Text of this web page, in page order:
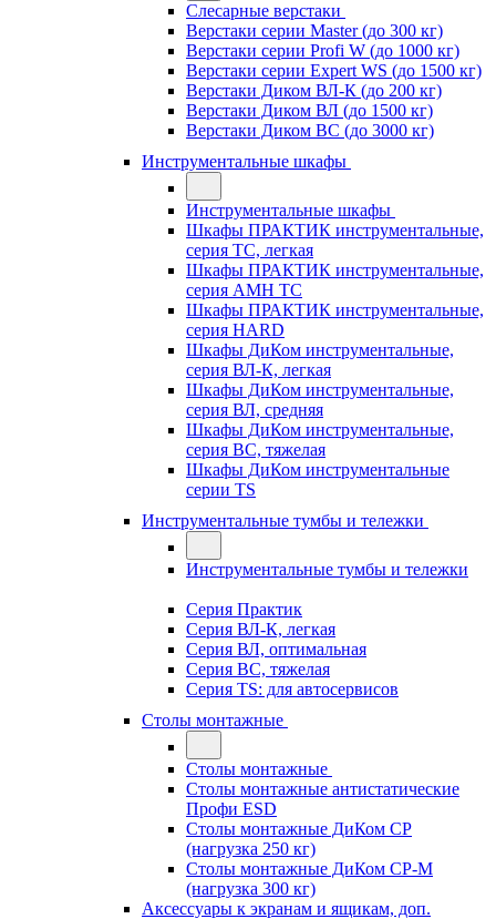
Слесарные верстаки
Верстаки серии Master (до 300 кг)
Верстаки серии Profi W (до 1000 кг)
Верстаки серии Expert WS (до 1500 кг)
Верстаки Диком ВЛ-К (до 200 кг)
Верстаки Диком ВЛ (до 1500 кг)
Верстаки Диком ВС (до 3000 кг)
Инструментальные шкафы
Инструментальные шкафы
Шкафы ПРАКТИК инструментальные,
серия TC, легкая
Шкафы ПРАКТИК инструментальные,
серия AMH TC
Шкафы ПРАКТИК инструментальные,
серия HARD
Шкафы ДиКом инструментальные,
cерия ВЛ-К, легкая
Шкафы ДиКом инструментальные,
серия ВЛ, средняя
Шкафы ДиКом инструментальные,
серия ВС, тяжелая
Шкафы ДиКом инструментальные
серии TS
Инструментальные тумбы и тележки
Инструментальные тумбы и тележки
Серия Практик
Серия ВЛ-К, легкая
Серия ВЛ, оптимальная
Серия ВС, тяжелая
Серия TS: для автосервисов
Столы монтажные
Столы монтажные
Столы монтажные антистатические
Профи ESD
Столы монтажные ДиКом СР
(нагрузка 250 кг)
Столы монтажные ДиКом СР-М
(нагрузка 300 кг)
Аксессуары к экранам и ящикам, доп.